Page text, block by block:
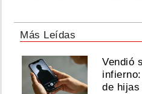
Más Leídas
Vendió
de